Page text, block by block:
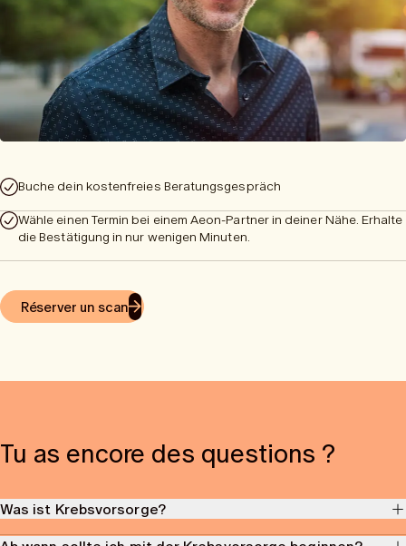
Buche dein kostenfreies Beratungsgespräch
Wähle einen Termin bei einem Aeon-Partner in deiner Nähe. Erhalte
die Bestätigung in nur wenigen Minuten.
Réserver un scan
Tu as encore des questions ?
Was ist Krebsvorsorge?
Krebsvorsorge umfasst Untersuchungen und präventive